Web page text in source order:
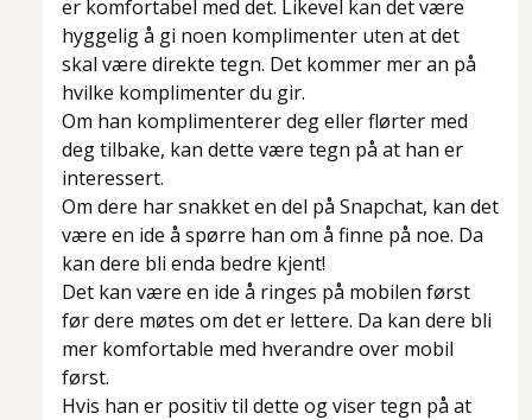
er komfortabel med det. Likevel kan det være
hyggelig å gi noen komplimenter uten at det
skal være direkte tegn. Det kommer mer an på
hvilke komplimenter du gir.
Om han komplimenterer deg eller flørter med
deg tilbake, kan dette være tegn på at han er
interessert.
Om dere har snakket en del på Snapchat, kan det
være en ide å spørre han om å finne på noe. Da
kan dere bli enda bedre kjent!
Det kan være en ide å ringes på mobilen først
før dere møtes om det er lettere. Da kan dere bli
mer komfortable med hverandre over mobil
først.
Hvis han er positiv til dette og viser tegn på at